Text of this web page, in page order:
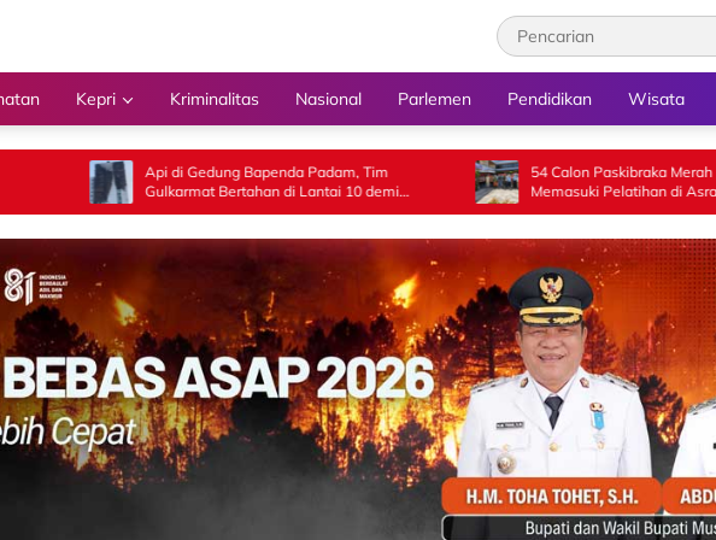
Kepri Kriminalitas Nasional Parlemen Pendidikan Wisata
Api di Gedung Bapenda Padam, Tim
Gulkarmat Bertahan di Lantai 10 demi
Pastikan Tidak Ada Perambatan
‎54 Calon Paskibraka Merah Putih Bukittinggi
Memasuki Pelatihan di Asrama Desa Bahagia